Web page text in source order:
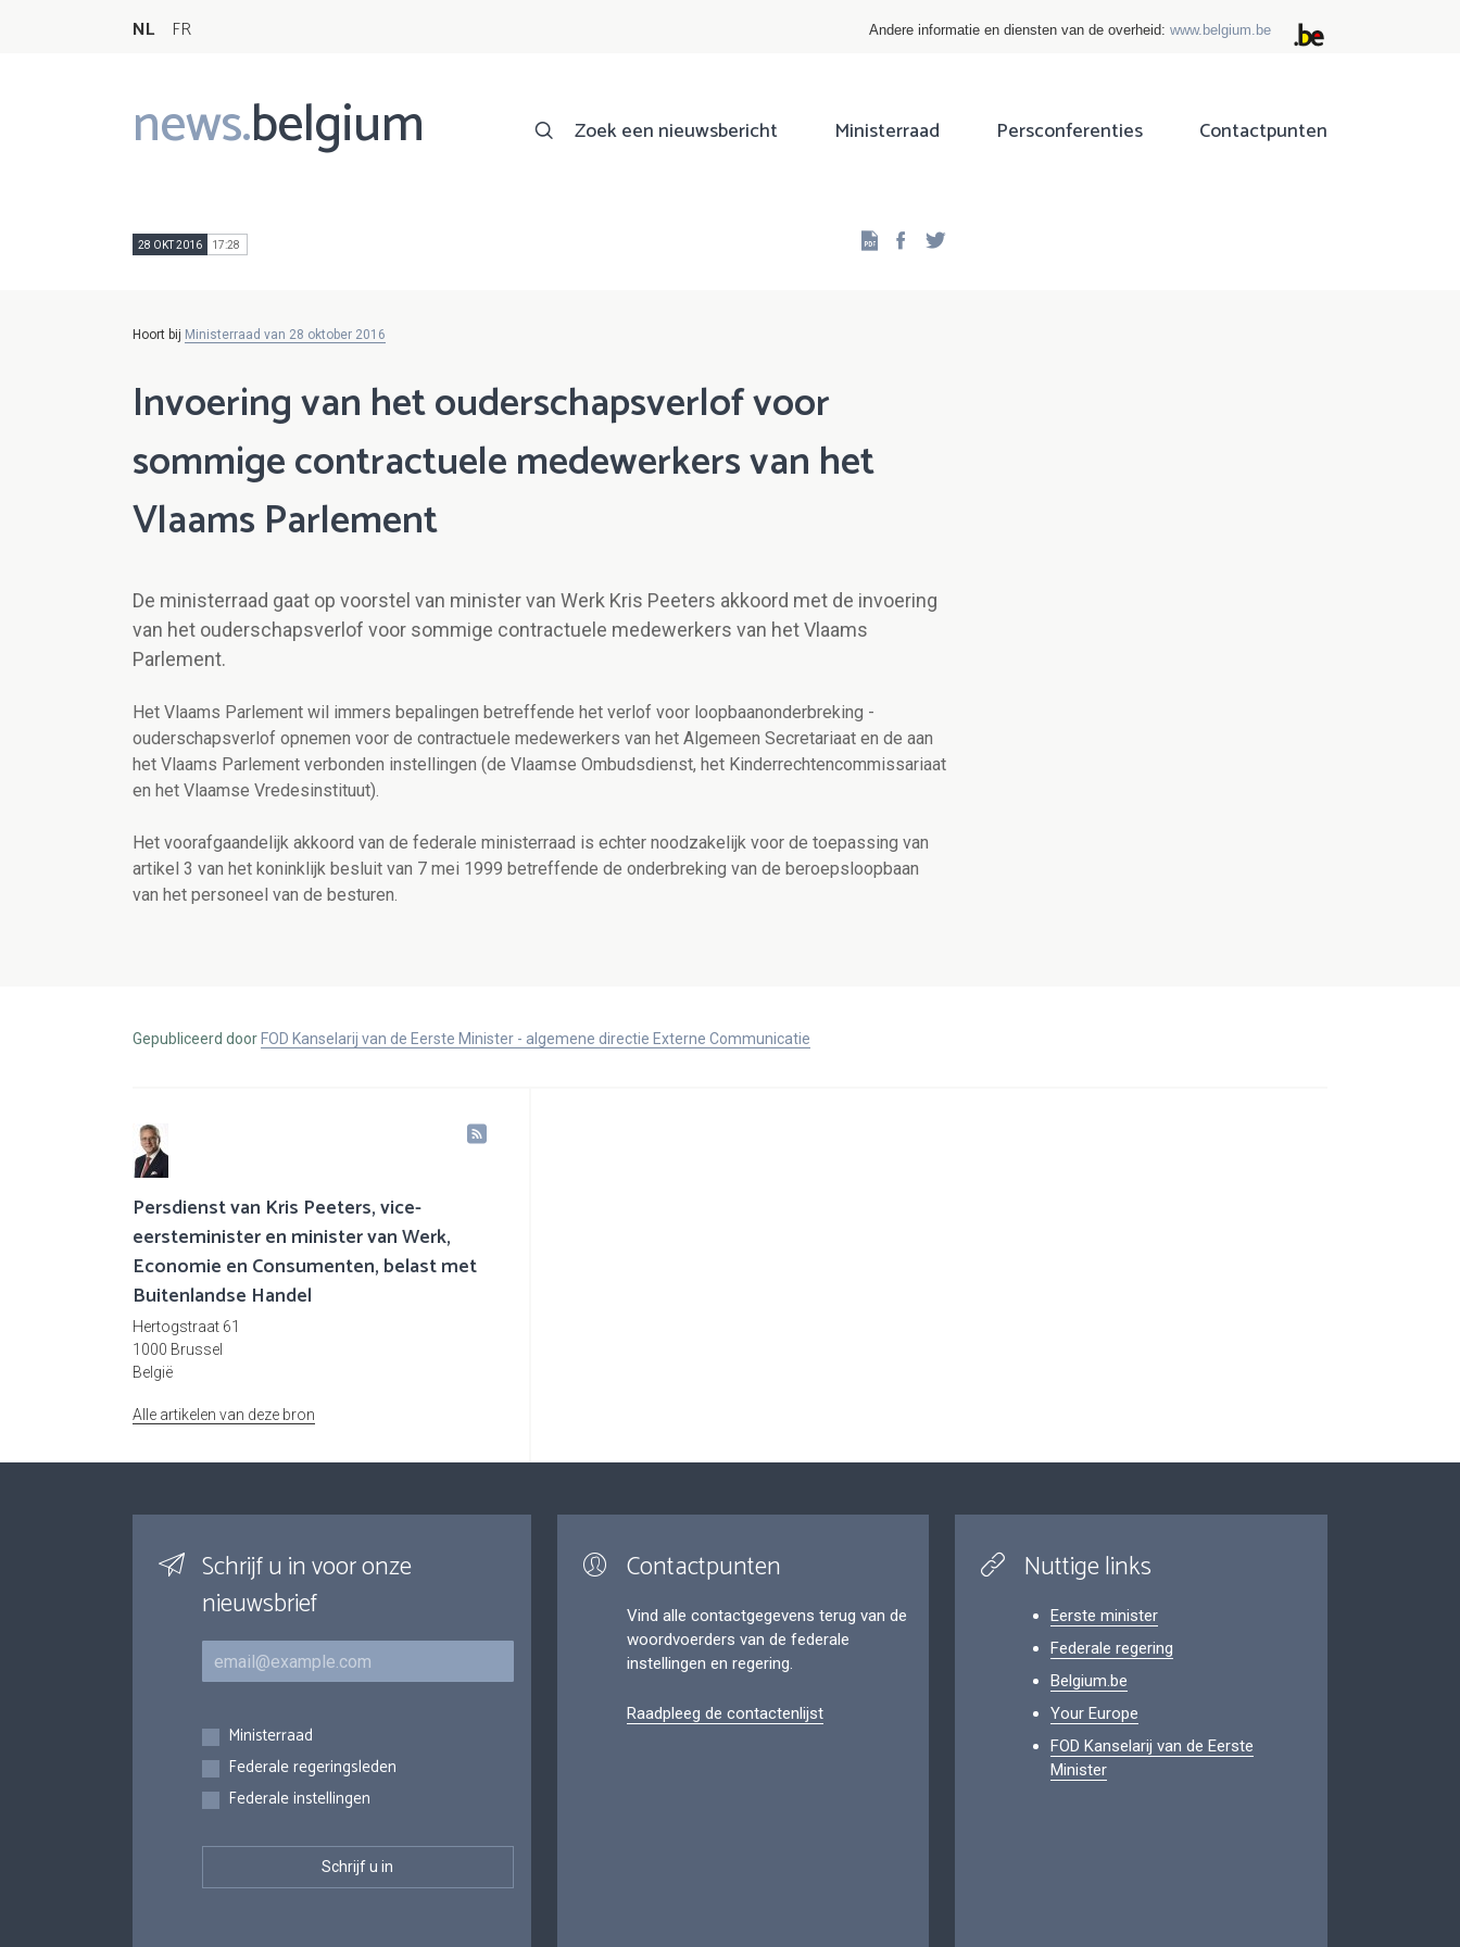
NL FR Andere informatie en diensten van de overheid: www.belgium.be
news.belgium
Main
navigation
Zoek een nieuwsbericht Ministerraad Persconferenties Contactpunten
28 OKT 2016 17:28 Facebook
Hoort bij Ministerraad van 28 oktober 2016
Invoering van het ouderschapsverlof voor
sommige contractuele medewerkers van het
Vlaams Parlement
De ministerraad gaat op voorstel van minister van Werk Kris Peeters akkoord met de invoering
van het ouderschapsverlof voor sommige contractuele medewerkers van het Vlaams
Parlement.
Het Vlaams Parlement wil immers bepalingen betreffende het verlof voor loopbaanonderbreking -
ouderschapsverlof opnemen voor de contractuele medewerkers van het Algemeen Secretariaat en de aan
het Vlaams Parlement verbonden instellingen (de Vlaamse Ombudsdienst, het Kinderrechtencommissariaat
en het Vlaamse Vredesinstituut).
Het voorafgaandelijk akkoord van de federale ministerraad is echter noodzakelijk voor de toepassing van
artikel 3 van het koninklijk besluit van 7 mei 1999 betreffende de onderbreking van de beroepsloopbaan
van het personeel van de besturen.
Gepubliceerd door FOD Kanselarij van de Eerste Minister - algemene directie Externe Communicatie
Persdienst van Kris Peeters, vice-
eersteminister en minister van Werk,
Economie en Consumenten, belast met
Buitenlandse Handel
Hertogstraat 61
1000 Brussel
België
Alle artikelen van deze bron
Schrijf u in voor onze
nieuwsbrief
E-mail
Inschrijvingen
Ministerraad
Federale regeringsleden
Federale instellingen
Contactpunten
Vind alle contactgegevens terug van de
woordvoerders van de federale
instellingen en regering.
Raadpleeg de contactenlijst
Nuttige links
Eerste minister
Federale regering
Belgium.be
Your Europe
FOD Kanselarij van de Eerste
Minister